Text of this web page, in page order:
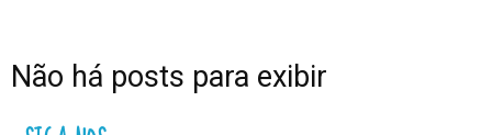
Não há posts para exibir